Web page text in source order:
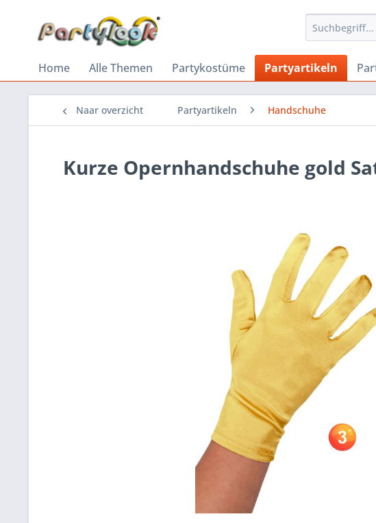
Home Alle Themen Partykostüme Partyartikeln
Naar overzicht Partyartikeln Handschuhe
Kurze Opernhandschuhe gold